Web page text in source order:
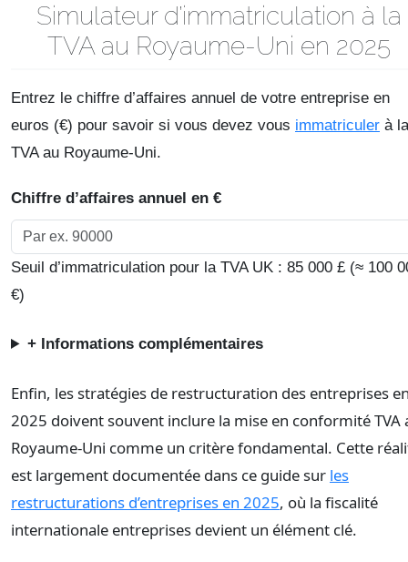
Simulateur d’immatriculation à la
TVA au Royaume-Uni en 2025
Entrez le chiffre d’affaires annuel de votre entreprise en
euros (€) pour savoir si vous devez vous immatriculer à la
TVA au Royaume-Uni.
Chiffre d’affaires annuel en €
Seuil d’immatriculation pour la TVA UK : 85 000 £ (≈ 100
€)
+ Informations complémentaires
Enfin, les stratégies de restructuration des entreprises
2025 doivent souvent inclure la mise en conformité TVA
Royaume-Uni comme un critère fondamental. Cette
est largement documentée dans ce guide sur les
restructurations d’entreprises en 2025, où la fiscalité
internationale entreprises devient un élément clé.